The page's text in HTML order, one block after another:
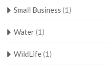
Small Business (1)
Water(1)
WildLife(1)